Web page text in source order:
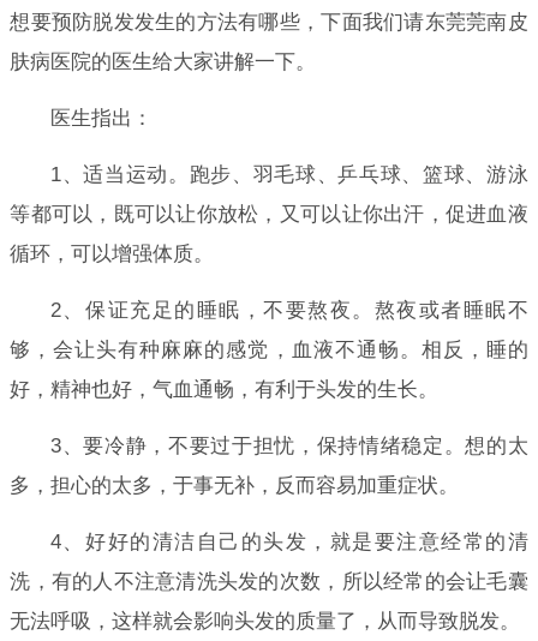
想要预防脱发发生的方法有哪些，下面我们请东莞莞南皮
肤病医院的医生给大家讲解一下。
医生指出：
1、适当运动。跑步、羽毛球、乒乓球、篮球、游泳
等都可以，既可以让你放松，又可以让你出汗，促进血液
循环，可以增强体质。
2、保证充足的睡眠，不要熬夜。熬夜或者睡眠不
够，会让头有种麻麻的感觉，血液不通畅。相反，睡的
好，精神也好，气血通畅，有利于头发的生长。
3、要冷静，不要过于担忧，保持情绪稳定。想的太
多，担心的太多，于事无补，反而容易加重症状。
4、好好的清洁自己的头发，就是要注意经常的清
洗，有的人不注意清洗头发的次数，所以经常的会让毛囊
无法呼吸，这样就会影响头发的质量了，从而导致脱发。